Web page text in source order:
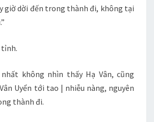
giờ dời đến trong thành đi, không tại
tỉnh.
không nhìn thấy Hạ Vân, cũng
Uyển tới tao | nhiễu nàng, nguyên
thành đi.